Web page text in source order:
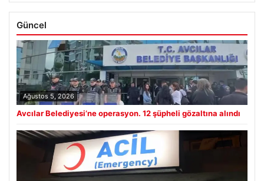
Güncel
Ağustos 5, 2026
Avcılar Belediyesi’ne operasyon. 12 şüpheli gözaltına alındı